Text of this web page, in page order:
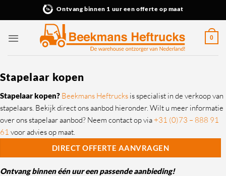
Ontvang binnen 1 uur een offerte op maat
0
Stapelaar kopen
Stapelaar kopen? Beekmans Heftrucks is specialist in de verkoop van
stapelaars. Bekijk direct ons aanbod hieronder. Wilt u meer informatie
over ons stapelaar aanbod? Neem contact op via+31 (0)73 – 888 91
61 voor advies op maat.
DIRECT OFFERTE AANVRAGEN
Ontvang binnen één uur een passende aanbieding!